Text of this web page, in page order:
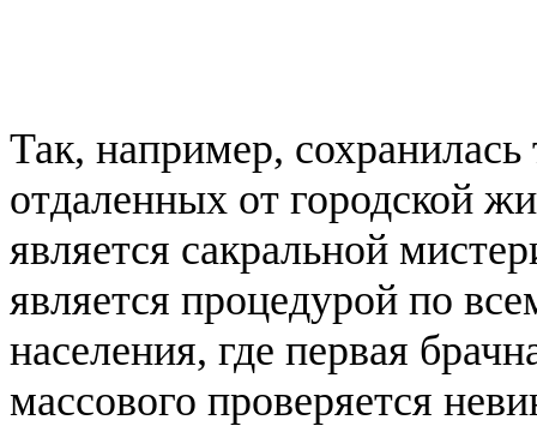
Так, например,
отдаленных от городской
является сакральной
является процедурой по
населения, где первая
массового проверяется